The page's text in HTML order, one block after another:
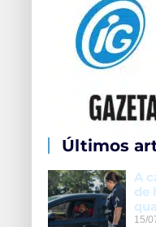
Últimos
A
de
15/